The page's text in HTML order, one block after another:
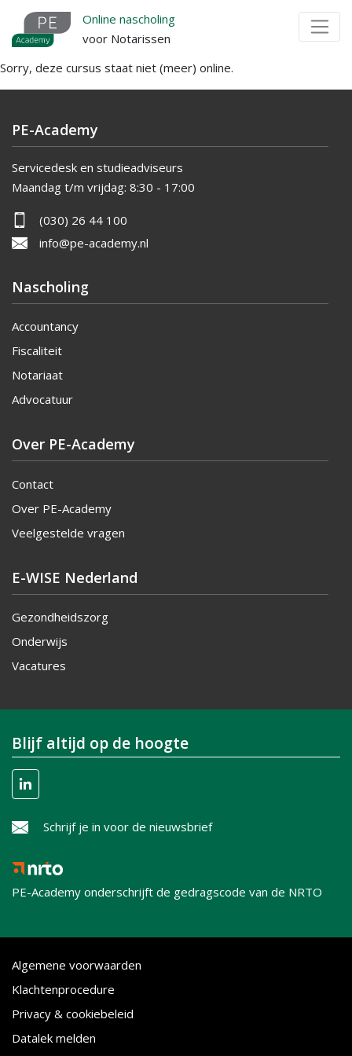
Overslaan
naar
de
inhoud
Online nascholing
voor Notarissen
Sorry, deze cursus staat niet (meer) online.
PE-Academy
Servicedesk en studieadviseurs
Maandag t/m vrijdag: 8:30 - 17:00
(030) 26 44 100
info@pe-academy.nl
Nascholing
Accountancy
Fiscaliteit
Notariaat
Advocatuur
Over PE-Academy
Contact
Over PE-Academy
Veelgestelde vragen
E-WISE Nederland
Gezondheidszorg
Onderwijs
Vacatures
Blijf altijd op de hoogte
Schrijf je in voor de nieuwsbrief
PE-Academy onderschrijft de gedragscode van de NRTO
Algemene voorwaarden
Klachtenprocedure
Privacy & cookiebeleid
Datalek melden